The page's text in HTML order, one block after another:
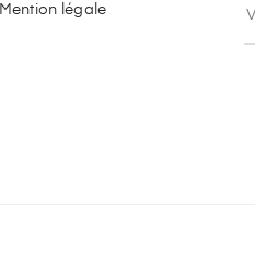
Mention légale